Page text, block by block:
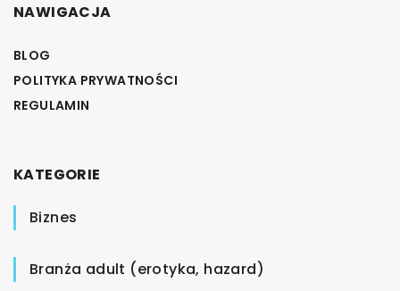
NAWIGACJA
BLOG
POLITYKA PRYWATNOŚCI
REGULAMIN
KATEGORIE
Biznes
Branża adult (erotyka, hazard)